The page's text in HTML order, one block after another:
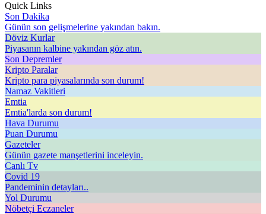
Quick Links
Son Dakika
Günün son gelişmelerine yakından bakın.
Döviz Kurlar
Piyasanın kalbine yakından göz atın.
Son Depremler
Kripto Paralar
Kripto para piyasalarında son durum!
Namaz Vakitleri
Emtia
Emtia'larda son durum!
Hava Durumu
Puan Durumu
Gazeteler
Günün gazete manşetlerini inceleyin.
Canlı Tv
Covid 19
Pandeminin detayları..
Yol Durumu
Nöbetçi Eczaneler